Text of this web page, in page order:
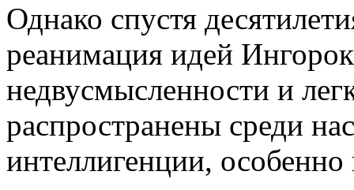
Однако спустя
реанимация идей
недвусмысленности и
распространены среди
интеллигенции, особенно